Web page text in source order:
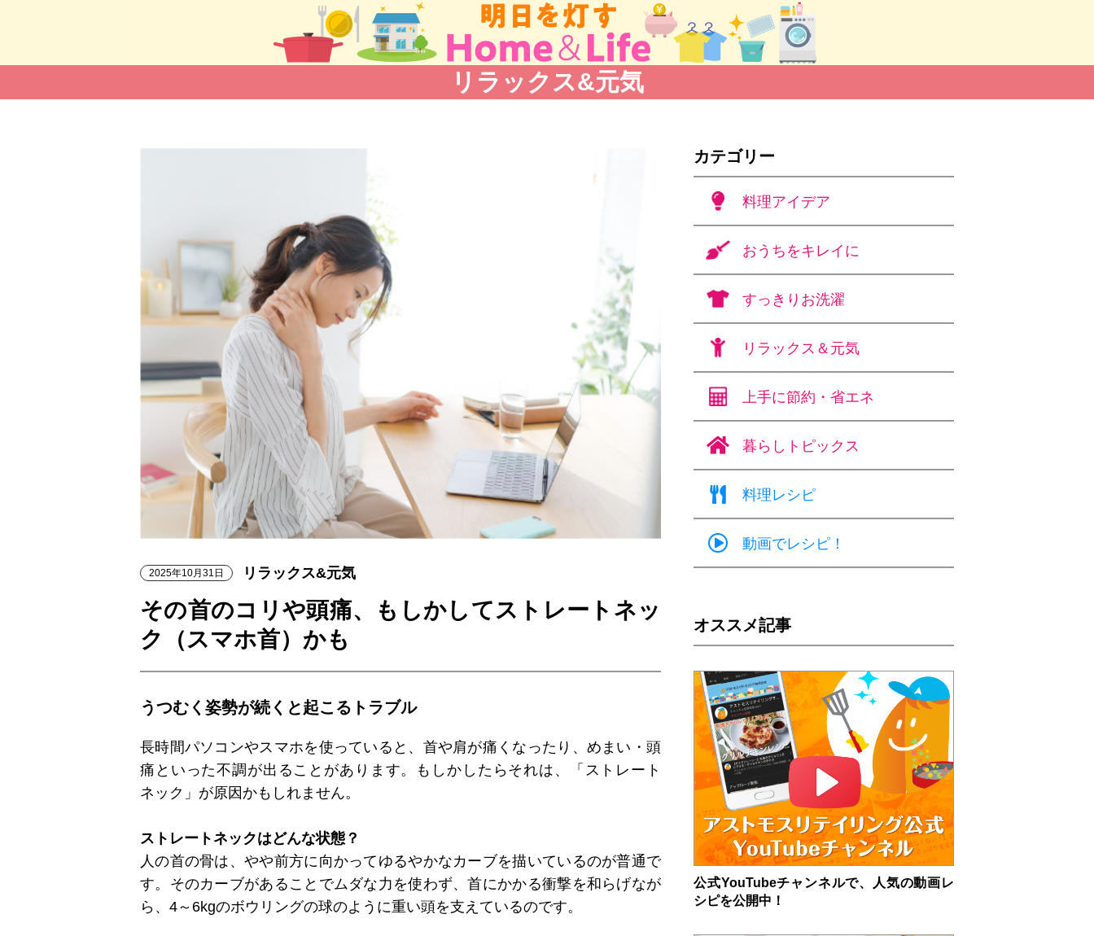
リラックス&元気
カテゴリー
料理アイデア
おうちをキレイに
すっきりお洗濯
リラックス＆元気
上手に節約・省エネ
暮らしトピックス
料理レシピ
動画でレシピ！
オススメ記事
公式YouTubeチャンネルで、人気の動画レ
シピを公開中！
2025年10月31日 リラックス&元気
その首のコリや頭痛、もしかしてストレートネッ
ク（スマホ首）かも
うつむく姿勢が続くと起こるトラブル
長時間パソコンやスマホを使っていると、首や肩が痛くなったり、めまい・頭
痛といった不調が出ることがあります。もしかしたらそれは、「ストレート
ネック」が原因かもしれません。
ストレートネックはどんな状態？
人の首の骨は、やや前方に向かってゆるやかなカーブを描いているのが普通で
す。そのカーブがあることでムダな力を使わず、首にかかる衝撃を和らげなが
ら、4～6kgのボウリングの球のように重い頭を支えているのです。